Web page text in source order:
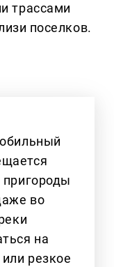
трассами
поселков.
во
на
резкое